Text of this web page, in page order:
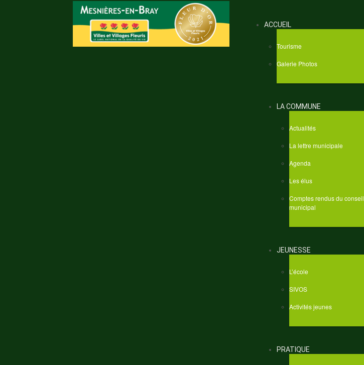
ACCUEIL
Tourisme
Galerie Photos
LA COMMUNE
Actualités
La lettre municipale
Agenda
Les élus
Comptes rendus du conseil
municipal
JEUNESSE
L’école
SIVOS
Activités jeunes
PRATIQUE